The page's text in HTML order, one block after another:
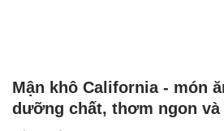
Mận khô California - món
dưỡng chất, thơm ngon